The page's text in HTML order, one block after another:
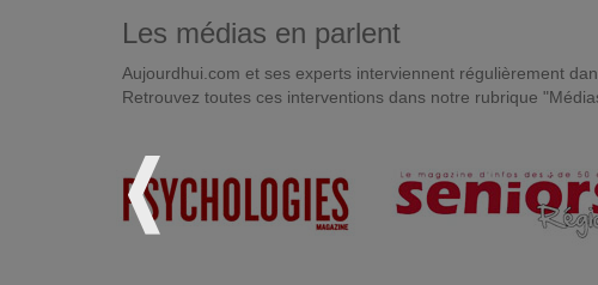
Les médias en parlent
Aujourdhui.com et ses experts interviennent régulièrement
Retrouvez toutes ces interventions dans notre rubrique